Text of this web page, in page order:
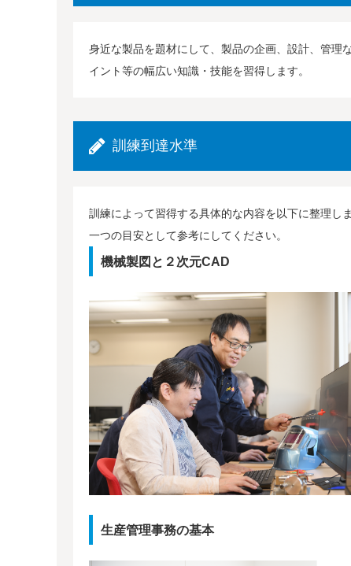
身近な製品を題材にして、製品の企画、設計、管理
イント等の幅広い知識・技能を習得します。
訓練到達水準
訓練によって習得する具体的な内容を以下に整理しま
一つの目安として参考にしてください。
機械製図と２次元CAD
生産管理事務の基本